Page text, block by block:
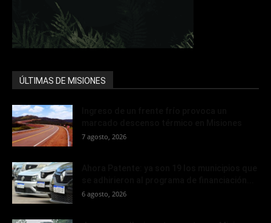
ÚLTIMAS DE MISIONES
7 agosto, 2026
6 agosto, 2026